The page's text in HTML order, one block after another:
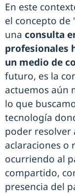
En este
el concepto de
una consulta
profesionales
un medio de
futuro, es la
actuemos aún
lo que
tecnología
poder resolver
aclaraciones o
ocurriendo al
compartido,
presencia del